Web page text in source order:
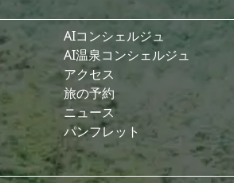
AIコンシェルジュ
AI温泉コンシェルジュ
アクセス
旅の予約
ニュース
パンフレット